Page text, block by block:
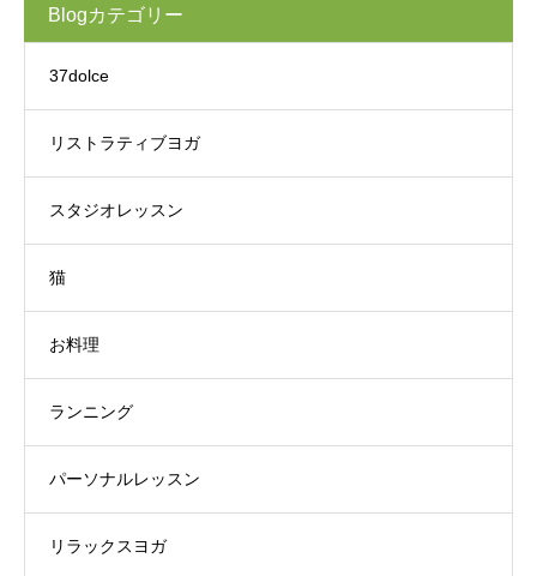
Blogカテゴリー
37dolce
リストラティブヨガ
スタジオレッスン
猫
お料理
ランニング
パーソナルレッスン
リラックスヨガ